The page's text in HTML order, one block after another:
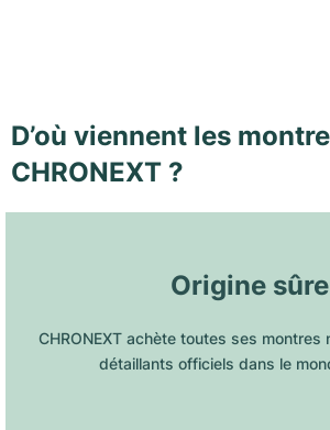
D’où viennent les
CHRONEXT ?
Origine sûre
CHRONEXT achète toutes ses montres
détaillants officiels dans le